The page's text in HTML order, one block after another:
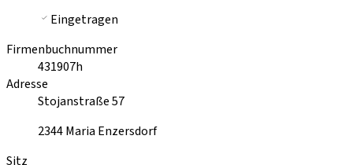
Eingetragen
Firmenbuchnummer
431907h
Adresse
Stojanstraße 57
2344Maria Enzersdorf
Sitz